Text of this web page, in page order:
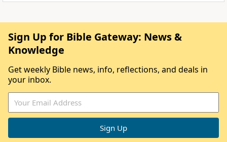
Sign Up for Bible Gateway: News &
Knowledge
Get weekly Bible news, info, reflections, and deals in
your inbox.